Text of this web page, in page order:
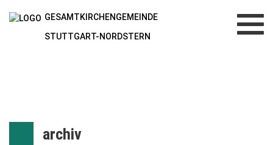
GESAMTKIRCHENGEMEINDE
STUTTGART-NORDSTERN
archiv